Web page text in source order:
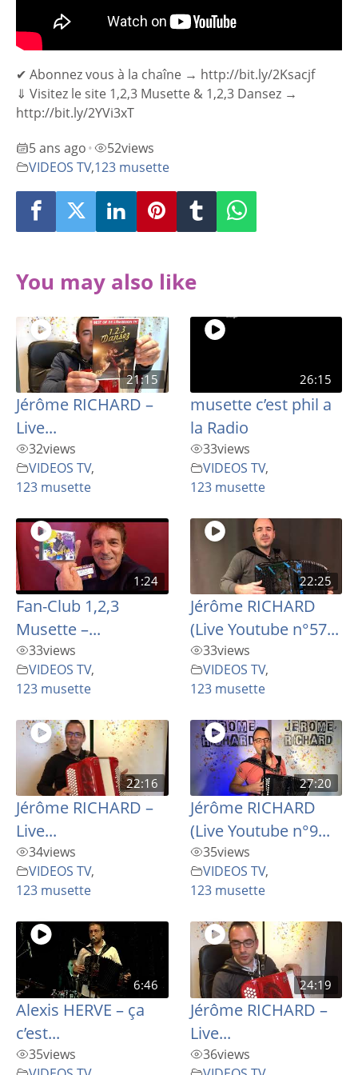
✔ Abonnez vous à la chaîne → http://bit.ly/2Ksacjf
⇓ Visitez le site 1,2,3 Musette & 1,2,3 Dansez →
http://bit.ly/2YVi3xT
5 ans ago • 52views
VIDEOS TV,123 musette
You may also like
21:15
Jérôme RICHARD –
Live...
32views
VIDEOS TV,
123 musette
26:15
musette c’est phil a
la Radio
33views
VIDEOS TV,
123 musette
1:24
Fan-Club 1,2,3
Musette –...
33views
VIDEOS TV,
123 musette
22:25
Jérôme RICHARD
(Live Youtube n°57...
33views
VIDEOS TV,
123 musette
22:16
Jérôme RICHARD –
Live...
34views
VIDEOS TV,
123 musette
27:20
Jérôme RICHARD
(Live Youtube n°9...
35views
VIDEOS TV,
123 musette
6:46
Alexis HERVE – ça
c’est...
35views
24:19
Jérôme RICHARD –
Live...
36views